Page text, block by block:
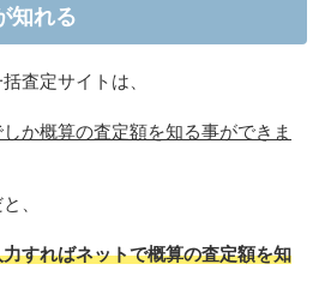
知れる
査定サイトは、
か概算の査定額を知る事ができま
、
すればネットで概算の査定額を知